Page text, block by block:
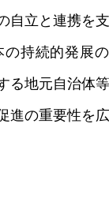
立と連携を
持続的発展
る地元自治
進の重要性を